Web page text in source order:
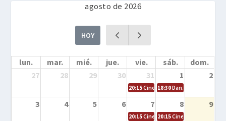
agosto de 2026
HOY
lun. mar. mié. jue. vie. sáb.
dom.
27
28 29 30 31 1 2
20:15Cine en la calle – Cómo
18:30Danza – Cita en el
3 4 5 6 7 8 9
20:15Cine en la calle – El niño y la
20:15Cine en la calle –